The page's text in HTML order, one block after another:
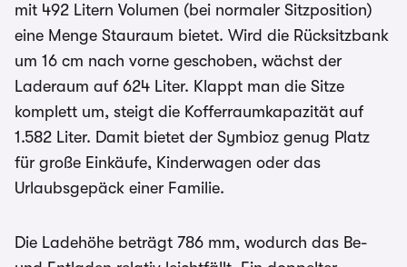
mit 492 Litern Volumen (bei normaler Sitzposition)
eine Menge Stauraum bietet. Wird die Rücksitzbank
um 16 cm nach vorne geschoben, wächst der
Laderaum auf 624 Liter. Klappt man die Sitze
komplett um, steigt die Kofferraumkapazität auf
1.582 Liter. Damit bietet der Symbioz genug Platz
für große Einkäufe, Kinderwagen oder das
Urlaubsgepäck einer Familie.
Die Ladehöhe beträgt 786 mm, wodurch das Be-